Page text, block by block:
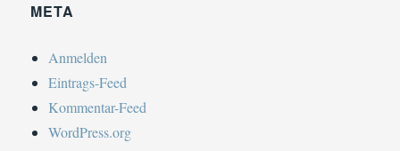
META
Anmelden
Eintrags-Feed
Kommentar-Feed
WordPress.org